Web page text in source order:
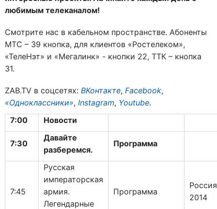
любимым телеканалом!
Смотрите нас в кабельном пространстве. Абоненты
МТС – 39 кнопка, для клиентов «Ростелеком»,
«ТелеНэт» и «Мегалинк» - кнопки 22, ТТК – кнопка
31.
ZAB.TV в соцсетях: ВКонтакте, Facebook,
«Одноклассники», Instagram, Youtube.
7:00
Новости
7:30
Давайте
разберемся.
Программа
7:45
Русская
императорская
армия.
Легендарные
Программа
2014